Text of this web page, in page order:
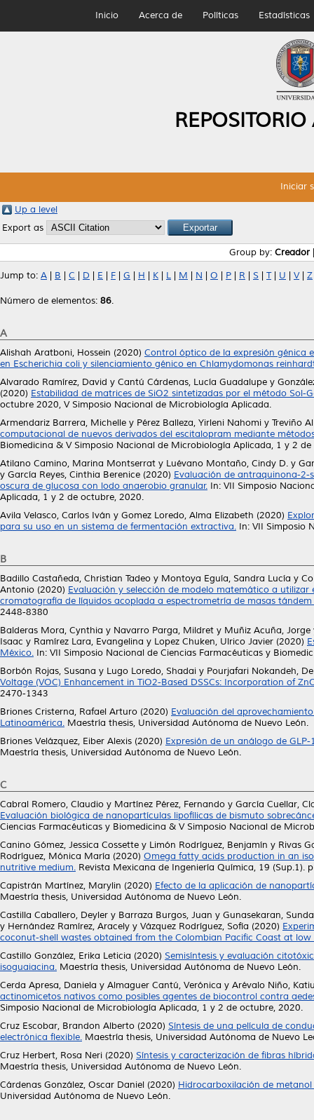
Inicio Acerca de Políticas Estadísticas
Iniciar
Up a level
Export as
Group by: Creador
Jump to: A B C D E F G H K L M N O P R S T| U V| Z
Número de elementos: 86.
A
Alishah Aratboni, Hossein (2020) Control óptico de la expresión génica
en Escherichia coli y silenciamiento génico en Chlamydomonas
Alvarado Ramírez, David y Cantú Cárdenas, Lucía Guadalupe y
(2020) Estabilidad de matrices de SiO2 sintetizadas por el método Sol-
octubre 2020, V Simposio Nacional de Microbiología Aplicada.
Armendariz Barrera, Michelle y Pérez Balleza, Yirleni Nahomi y Treviño
computacional de nuevos derivados del escitalopram mediante
Biomedicina & V Simposio Nacional de Microbiología Aplicada, 1 y 2
Atilano Camino, Marina Montserrat y Luévano Montaño, Cindy D. y
y García Reyes, Cinthia Berenice (2020) Evaluación de antraquinona-
oscura de glucosa con lodo anaerobio granular. In: VII Simposio
Aplicada, 1 y 2 de octubre, 2020.
Avila Velasco, Carlos Iván y Gomez Loredo, Alma Elizabeth (2020)
para su uso en un sistema de fermentación extractiva. In: VII Simposio
B
Badillo Castañeda, Christian Tadeo y Montoya Eguía, Sandra Lucía y
Antonio (2020) Evaluación y selección de modelo matemático a
cromatografía de líquidos acoplada a espectrometría de masas tándem
2448-8380
Balderas Mora, Cynthia y Navarro Parga, Mildret y Muñiz Acuña, Jorge
Isaac y Ramírez Lara, Evangelina y Lopez Chuken, Ulrico Javier (2020)
México. In: VII Simposio Nacional de Ciencias Farmacéuticas y
Borbón Rojas, Susana y Lugo Loredo, Shadai y Pourjafari Nokandeh,
Voltage (VOC) Enhancement in TiO2-Based DSSCs: Incorporation of
2470-1343
Briones Cristerna, Rafael Arturo (2020) Evaluación del
Latinoamérica. Maestría thesis, Universidad Autónoma de Nuevo León.
Briones Velázquez, Eiber Alexis (2020) Expresión de un análogo de
Maestría thesis, Universidad Autónoma de Nuevo León.
C
Cabral Romero, Claudio y Martínez Pérez, Fernando y García Cuellar,
Evaluación biológica de nanopartículas lipofílicas de bismuto
Ciencias Farmacéuticas y Biomedicina & V Simposio Nacional de
Canino Gómez, Jessica Cossette y Limón Rodríguez, Benjamín y Rivas
Rodríguez, Mónica María (2020) Omega fatty acids production in an
nutritive medium. Revista Mexicana de Ingeniería Química, 19 (Sup.1).
Capistrán Martínez, Marylin (2020) Efecto de la aplicación de
Maestría thesis, Universidad Autónoma de Nuevo León.
Castilla Caballero, Deyler y Barraza Burgos, Juan y Gunasekaran,
y Hernández Ramírez, Aracely y Vázquez Rodríguez, Sofía (2020)
coconut-shell wastes obtained from the Colombian Pacific Coast at
Castillo González, Erika Leticia (2020) Semisíntesis y evaluación
isoguaiacina. Maestría thesis, Universidad Autónoma de Nuevo León.
Cerda Apresa, Daniela y Almaguer Cantú, Verónica y Arévalo Niño,
actinomicetos nativos como posibles agentes de biocontrol contra
Simposio Nacional de Microbiología Aplicada, 1 y 2 de octubre, 2020.
Cruz Escobar, Brandon Alberto (2020) Síntesis de una película de
electrónica flexible. Maestría thesis, Universidad Autónoma de Nuevo
Cruz Herbert, Rosa Neri (2020) Síntesis y caracterización de fibras
Maestría thesis, Universidad Autónoma de Nuevo León.
Cárdenas González, Oscar Daniel (2020) Hidrocarboxilación de
Universidad Autónoma de Nuevo León.